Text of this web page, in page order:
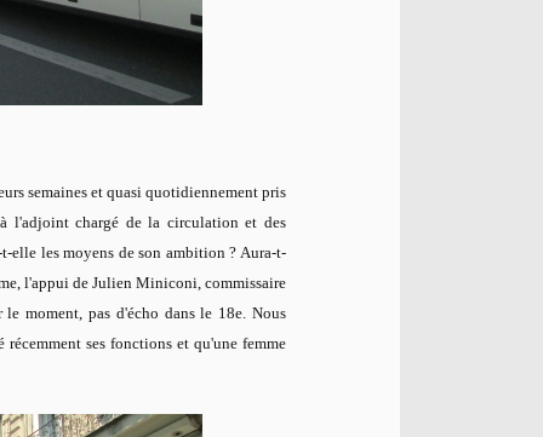
semaines et quasi quotidiennement pris
l'adjoint chargé de la circulation et des
elle les moyens de son ambition ? Aura-t-
l'appui de Julien Miniconi, commissaire
moment, pas d'écho dans le 18e. Nous
ses fonctions et qu'une femme